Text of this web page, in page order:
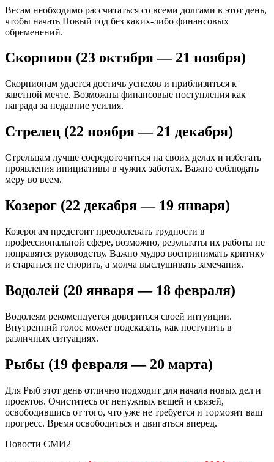
Весам необходимо рассчитаться со всеми долгами в этот день,
чтобы начать Новый год без каких-либо финансовых
обременений.
Скорпион (23 октября — 21 ноября)
Скорпионам удастся достичь успехов и приблизиться к
заветной мечте. Возможны финансовые поступления как
награда за недавние усилия.
Стрелец (22 ноября — 21 декабря)
Стрельцам лучше сосредоточиться на своих делах и избегать
проявления инициативы в чужих заботах. Важно соблюдать
меру во всем.
Козерог (22 декабря — 19 января)
Козерогам предстоит преодолевать трудности в
профессиональной сфере, возможно, результаты их работы не
понравятся руководству. Важно мудро воспринимать критику
и стараться не спорить, а молча выслушивать замечания.
Водолей (20 января — 18 февраля)
Водолеям рекомендуется довериться своей интуиции.
Внутренний голос может подсказать, как поступить в
различных ситуациях.
Рыбы (19 февраля — 20 марта)
Для Рыб этот день отлично подходит для начала новых дел и
проектов. Очиститесь от ненужных вещей и связей,
освободившись от того, что уже не требуется и тормозит ваш
прогресс. Время освободиться и двигаться вперед.
Новости СМИ2